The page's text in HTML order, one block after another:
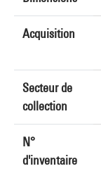
Acquisition
Secteur de
collection
N°
d'inventaire